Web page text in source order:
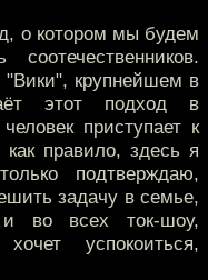
о котором мы будем
"Вики", крупнейшем в
этот подход в
приступает к
правило, здесь я
подтверждаю,
задачу в семье,
во всех ток-шоу,
успокоиться,